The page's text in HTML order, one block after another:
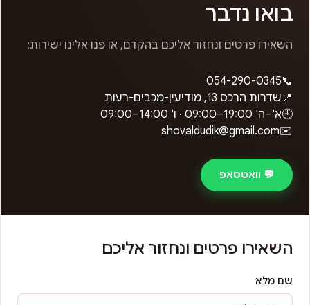
בואו נדבר
השאירו פרטים ונחזור אליכם בהקדם, או פנו אלינו ישירות:
📞
054-290-0345
📍 שדרות הרכס 13, מודיעין-מכבים-רעות
🕘א'–ה' 09:00–19:00 · ו' 09:00–14:00
✉️
shovaldudik@gmail.com
💬 וואטסאפ
השאירו פרטים ונחזור אליכם
שם מלא